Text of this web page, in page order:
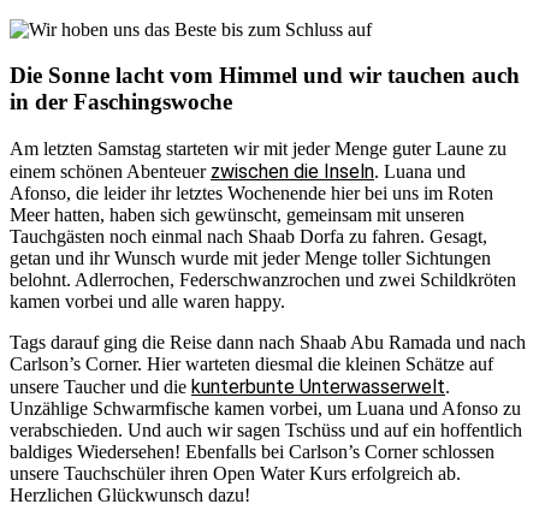
Die Sonne lacht vom Himmel und wir tauchen auch
in der Faschingswoche
Am letzten Samstag starteten wir mit jeder Menge guter Laune zu
einem schönen Abenteuer zwischen die Inseln. Luana und
Afonso, die leider ihr letztes Wochenende hier bei uns im Roten
Meer hatten, haben sich gewünscht, gemeinsam mit unseren
Tauchgästen noch einmal nach Shaab Dorfa zu fahren. Gesagt,
getan und ihr Wunsch wurde mit jeder Menge toller Sichtungen
belohnt. Adlerrochen, Federschwanzrochen und zwei Schildkröten
kamen vorbei und alle waren happy.
Tags darauf ging die Reise dann nach Shaab Abu Ramada und nach
Carlson’s Corner. Hier warteten diesmal die kleinen Schätze auf
unsere Taucher und die kunterbunte Unterwasserwelt.
Unzählige Schwarmfische kamen vorbei, um Luana und Afonso zu
verabschieden. Und auch wir sagen Tschüss und auf ein hoffentlich
baldiges Wiedersehen! Ebenfalls bei Carlson’s Corner schlossen
unsere Tauchschüler ihren Open Water Kurs erfolgreich ab.
Herzlichen Glückwunsch dazu!